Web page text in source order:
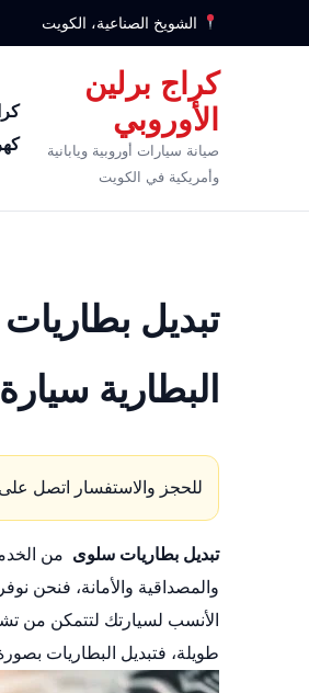
الشويخ الصناعية، الكويت
كراج برلين
الأوروبي
صيانة سيارات أوروبية ويابانية
وأمريكية في الكويت
البطارية
للحجز والاستفسار اتصل على
تبديل بطاريات سلوى من
والمصداقية والأمانة، فنحن
الأنسب لسيارتك لتتمكن من
طويلة، فتبديل البطاريات